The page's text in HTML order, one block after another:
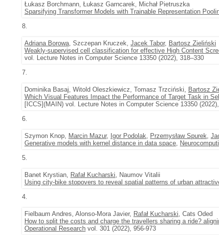
Łukasz Borchmann, Łukasz Garncarek, Michał Pietruszka
Sparsifying Transformer Models with Trainable Representation
8.
Adriana Borowa, Szczepan Kruczek, Jacek Tabor, Bartosz Zieliński
Weakly-supervised cell classification for effective High Content
vol. Lecture Notes in Computer Science 13350 (2022), 318–330
7.
Dominika Basaj, Witold Oleszkiewicz, Tomasz Trzciński, Bartosz
Which Visual Features Impact the Performance of Target Task in
[ICCS](MAIN) vol. Lecture Notes in Computer Science 13350
6.
Szymon Knop, Marcin Mazur, Igor Podolak, Przemysław Spurek,
Generative models with kernel distance in data space,
5.
Banet Krystian, Rafał Kucharski, Naumov Vitalii
Using city-bike stopovers to reveal spatial patterns of urban
4.
Fielbaum Andres, Alonso-Mora Javier, Rafał Kucharski, Cats Oded
How to split the costs and charge the travellers sharing a ride?
Operational Research vol. 301 (2022), 956-973